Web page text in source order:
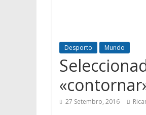
Desporto Mundo
27 Setembro, 2016